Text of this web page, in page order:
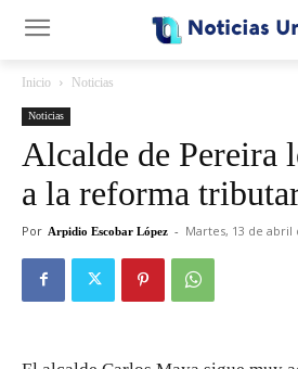
Inicio Noticias
Noticias
Alcalde de Pereira
a la reforma
Por Arpidio Escobar López - Martes, 13 de abril